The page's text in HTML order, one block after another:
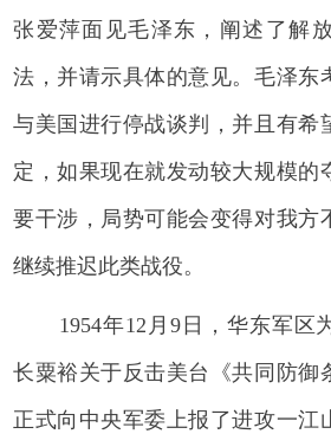
张爱萍面见毛泽东，阐述了解
法，并请示具体的意见。毛泽东
与美国进行停战谈判，并且有希
定，如果现在就发动较大规模的
要干涉，局势可能会变得对我方
继续推迟此类战役。
1954年12月9日，华东军区
长粟裕关于反击美台《共同防御
正式向中央军委上报了进攻一江